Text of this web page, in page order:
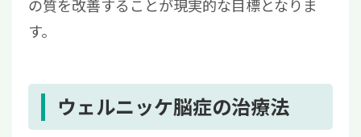
の質を改善することが現実的な目標となりま
す。
ウェルニッケ脳症の治療法